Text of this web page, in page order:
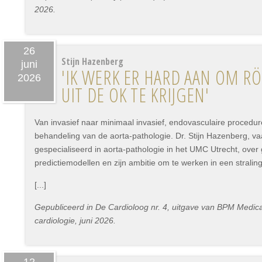
2026.
26
juni
2026
Stijn Hazenberg
'IK WERK ER HARD AAN OM
UIT DE OK TE KRIJGEN'
Van invasief naar minimaal invasief, endovasculaire
behandeling van de aorta-pathologie. Dr. Stijn Hazenberg,
gespecialiseerd in aorta-pathologie in het UMC Utrecht,
predictiemodellen en zijn ambitie om te werken in een
[...]
Gepubliceerd in De Cardioloog nr. 4, uitgave van BPM
cardiologie, juni 2026.